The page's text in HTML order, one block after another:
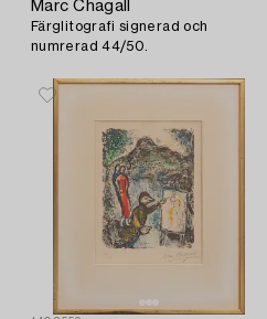
Marc Chagall
Färglitografi signerad och
numrerad 44/50.